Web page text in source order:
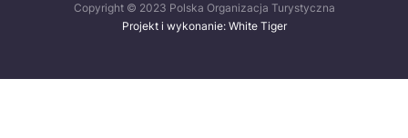
Copyright © 2023 Polska Organizacja Turystyczna
Projekt i wykonanie: White Tiger